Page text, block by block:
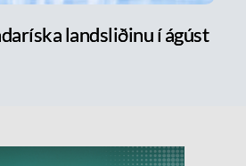
landsliðinu í ágúst